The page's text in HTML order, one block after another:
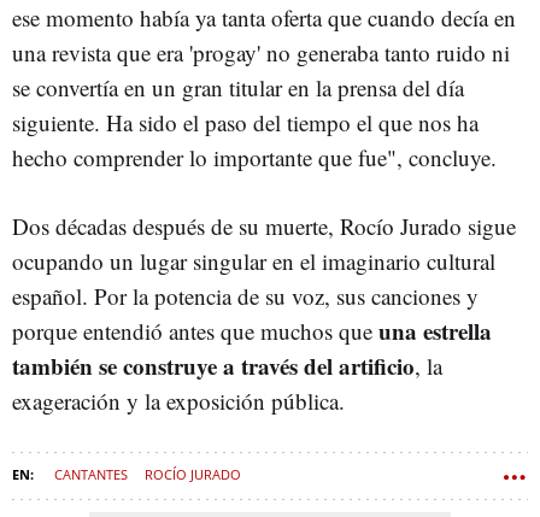
ese momento había ya tanta oferta que cuando decía en
una revista que era 'progay' no generaba tanto ruido ni
se convertía en un gran titular en la prensa del día
siguiente. Ha sido el paso del tiempo el que nos ha
hecho comprender lo importante que fue", concluye.
Dos décadas después de su muerte, Rocío Jurado sigue
ocupando un lugar singular en el imaginario cultural
español. Por la potencia de su voz, sus canciones y
porque entendió antes que muchos que una estrella
también se construye a través del artificio, la
exageración y la exposición pública.
CANTANTES ROCÍO JURADO